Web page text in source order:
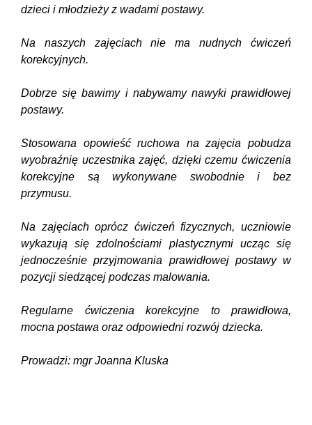
dzieci i młodzieży z wadami postawy.
Na naszych zajęciach nie ma nudnych ćwiczeń
korekcyjnych.
Dobrze się bawimy i nabywamy nawyki prawidłowej
postawy.
Stosowana opowieść ruchowa na zajęcia pobudza
wyobraźnię uczestnika zajęć, dzięki czemu ćwiczenia
korekcyjne są wykonywane swobodnie i bez
przymusu.
Na zajęciach oprócz ćwiczeń fizycznych, uczniowie
wykazują się zdolnościami plastycznymi ucząc się
jednocześnie przyjmowania prawidłowej postawy w
pozycji siedzącej podczas malowania.
Regularne ćwiczenia korekcyjne to prawidłowa,
mocna postawa oraz odpowiedni rozwój dziecka.
Prowadzi: mgr Joanna Kluska